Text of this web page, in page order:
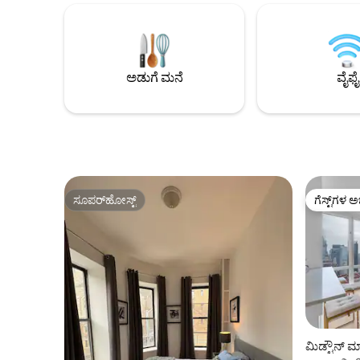
ಮತ್ತು ನೋಡಿಕೊಳ್ಳುವುದು ಬರಡಾದ 'ವೈಟ್ ಬಾಕ್ಸ್'
ಅಪಾರ್ಟ್‌ಮೆಂಟ್‌ಗಳಿಂದ ಮೋಜಿನ
ಬದಲಾವಣೆಯಾಗಿದೆ; ನೀವು ಐತಿಹಾಸಿಕ ಮೌಲ್ಯದ
ಮನೆಯನ್ನು ನೋಡಿಕೊಳ್ಳುವ ಸಂದರ್ಶಕರಾಗಿದ್ದೀರಿ
(Airbnb ಗೆಸ್ಟ್)
ಮನೆಯನ್ನು
ಮತ್ತು
ಅಡುಗೆ ಮನೆ ವೈಫೈ
ಸೂಪರ್‌ಹೋಸ್ಟ್
ಸೂಪರ್‌ಹೋಸ್ಟ್ ಗೆಸ್ಟ್‌ಗಳ
ಗೆಸ್ಟ್‌ಗಳ
ಮಿಡ್ಟೌನ್